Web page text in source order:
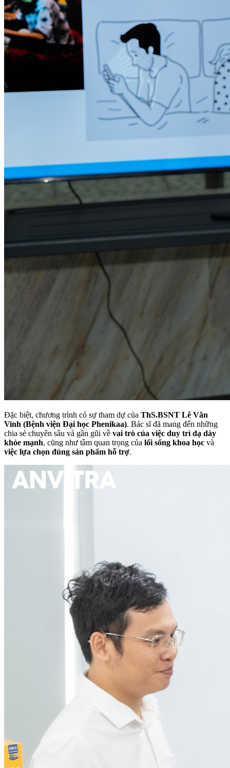
Đặc biệt, chương trình có sự tham dự của ThS.BSNT Lê Văn
Vinh (Bệnh viện Đại học Phenikaa). Bác sĩ đã mang đến những
chia sẻ chuyên sâu và gần gũi về vai trò của việc duy trì dạ dày
khỏe mạnh, cũng như tầm quan trọng của lối sống khoa học và
việc lựa chọn đúng sản phẩm hỗ trợ.